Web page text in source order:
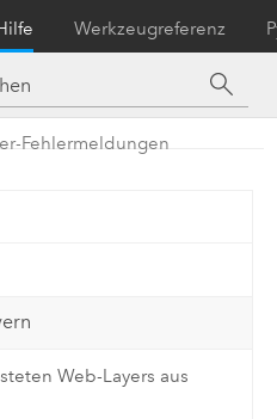
Werkzeugreferenz
Fehlermeldungen
Web-Layers aus